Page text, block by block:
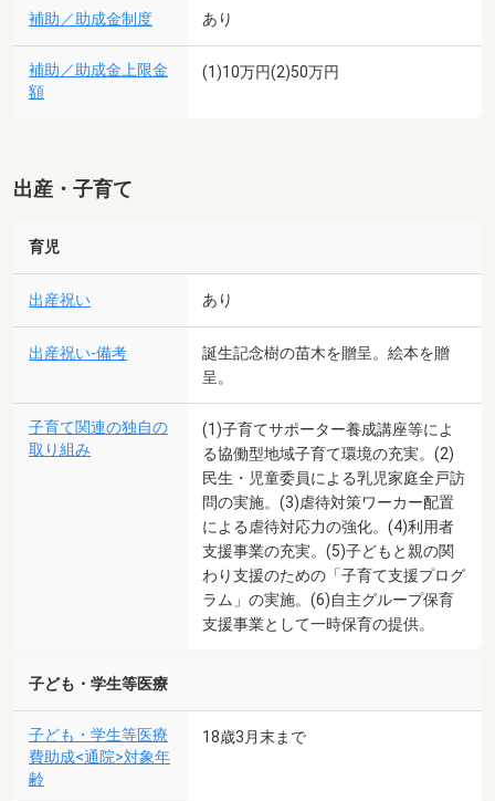
補助／助成金制度 あり
補助／助成金上限金
額
(1)10万円(2)50万円
出産・子育て
育児
出産祝い あり
出産祝い-備考
誕生記念樹の苗木を贈呈。絵本を贈
呈。
子育て関連の独自の
取り組み
(1)子育てサポーター養成講座等によ
る協働型地域子育て環境の充実。(2)
民生・児童委員による乳児家庭全戸訪
問の実施。(3)虐待対策ワーカー配置
による虐待対応力の強化。(4)利用者
支援事業の充実。(5)子どもと親の関
わり支援のための「子育て支援プログ
ラム」の実施。(6)自主グループ保育
支援事業として一時保育の提供。
子ども・学生等医療
子ども・学生等医療
費助成<通院>対象年
齢
18歳3月末まで